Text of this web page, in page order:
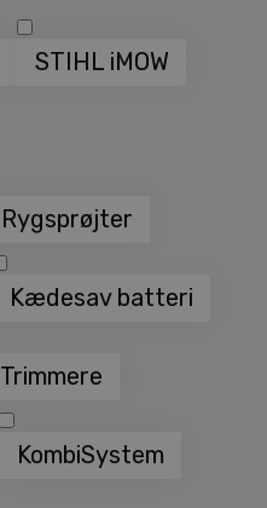
STIHL iMOW
Rygsprøjter
Kædesav batteri
Trimmere
KombiSystem